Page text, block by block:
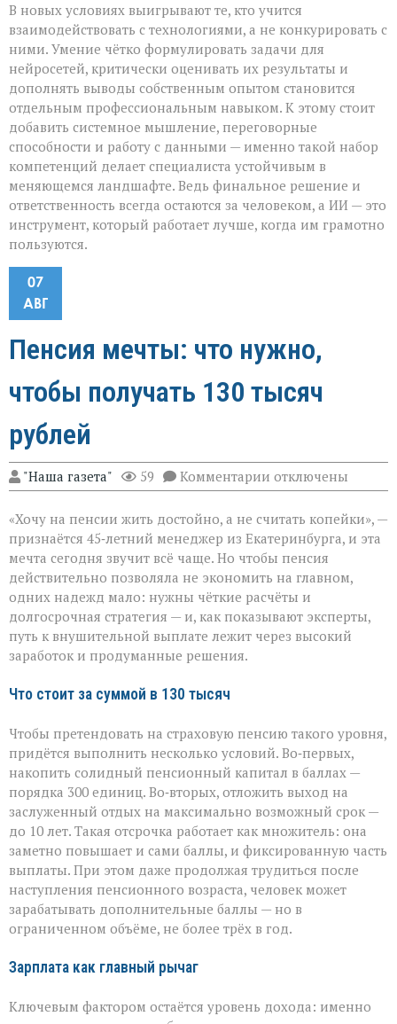
В новых условиях выигрывают те, кто учится
взаимодействовать с технологиями, а не конкурировать с
ними. Умение чётко формулировать задачи для
нейросетей, критически оценивать их результаты и
дополнять выводы собственным опытом становится
отдельным профессиональным навыком. К этому стоит
добавить системное мышление, переговорные
способности и работу с данными — именно такой набор
компетенций делает специалиста устойчивым в
меняющемся ландшафте. Ведь финальное решение и
ответственность всегда остаются за человеком, а ИИ — это
инструмент, который работает лучше, когда им грамотно
пользуются.
07
АВГ
Пенсия мечты: что нужно,
чтобы получать 130 тысяч
рублей
"Наша газета" 59 Комментарии к
записи
мечты:
что
нужно,
чтобы
получать
130
тысяч
рублей
отключены
«Хочу на пенсии жить достойно, а не считать копейки», —
признаётся 45‑летний менеджер из Екатеринбурга, и эта
мечта сегодня звучит всё чаще. Но чтобы пенсия
действительно позволяла не экономить на главном,
одних надежд мало: нужны чёткие расчёты и
долгосрочная стратегия — и, как показывают эксперты,
путь к внушительной выплате лежит через высокий
заработок и продуманные решения.
Что стоит за суммой в 130 тысяч
Чтобы претендовать на страховую пенсию такого уровня,
придётся выполнить несколько условий. Во‑первых,
накопить солидный пенсионный капитал в баллах —
порядка 300 единиц. Во‑вторых, отложить выход на
заслуженный отдых на максимально возможный срок —
до 10 лет. Такая отсрочка работает как множитель: она
заметно повышает и сами баллы, и фиксированную часть
выплаты. При этом даже продолжая трудиться после
наступления пенсионного возраста, человек может
зарабатывать дополнительные баллы — но в
ограниченном объёме, не более трёх в год.
Зарплата как главный рычаг
Ключевым фактором остаётся уровень дохода: именно